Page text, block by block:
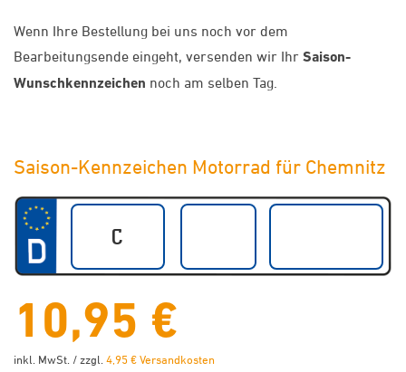
Wenn Ihre Bestellung bei uns noch vor dem
Bearbeitungsende eingeht, versenden wir Ihr Saison-
Wunschkennzeichen noch am selben Tag.
Saison-Kennzeichen Motorrad für Chemnitz
10,95 €
inkl. MwSt. / zzgl.4,95 € Versandkosten